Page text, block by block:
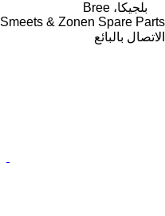
بلجيكا، Bree
Smeets & Zonen Spare Parts
الاتصال بالبائع